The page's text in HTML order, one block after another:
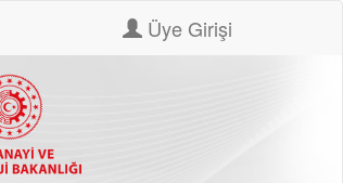
Üye Girişi